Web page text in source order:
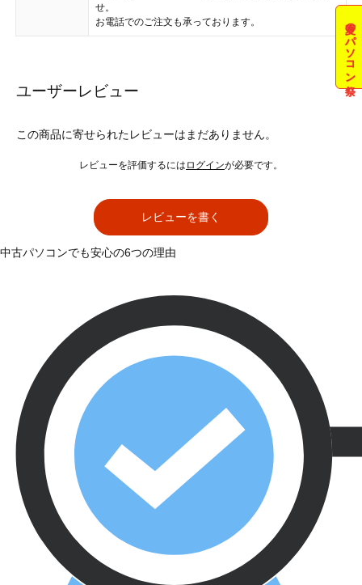
せ。
お電話でのご注文も承っております。
ユーザーレビュー
この商品に寄せられたレビューはまだありません。
レビューを評価するには ログインが必要です。
レビューを書く
夏のパソコン祭
中古パソコンでも安心の6つの理由